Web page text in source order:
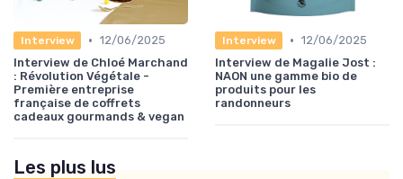
Interview • 12/06/2025
Interview de Chloé Marchand
: Révolution Végétale -
Première entreprise
française de coffrets
cadeaux gourmands & vegan
Interview • 12/06/2025
Interview de Magalie Jost :
NAON une gamme bio de
produits pour les
randonneurs
Les plus lus